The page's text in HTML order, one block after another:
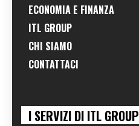
ECONOMIA E FINANZA
ITL GROUP
CHI SIAMO
CONTATTACI
I SERVIZI DI ITL GROUP